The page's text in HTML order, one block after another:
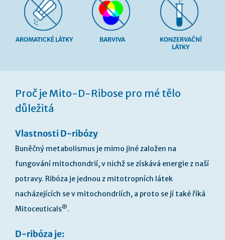
AROMATICKÉ LÁTKY BARVIVA
KONZERVAČNÍ
LÁTKY
začátek
galerie
Proč je Mito-D-Ribose pro mé tělo
důležitá
Vlastnosti D-ribózy
Buněčný metabolismus je mimo jiné založen na
fungování mitochondrií, v nichž se získává energie z naší
potravy. Ribóza je jednou z mitotropních látek
nacházejících se v mitochondriích, a proto se jí také říká
Mitoceuticals®.
D-ribóza je: